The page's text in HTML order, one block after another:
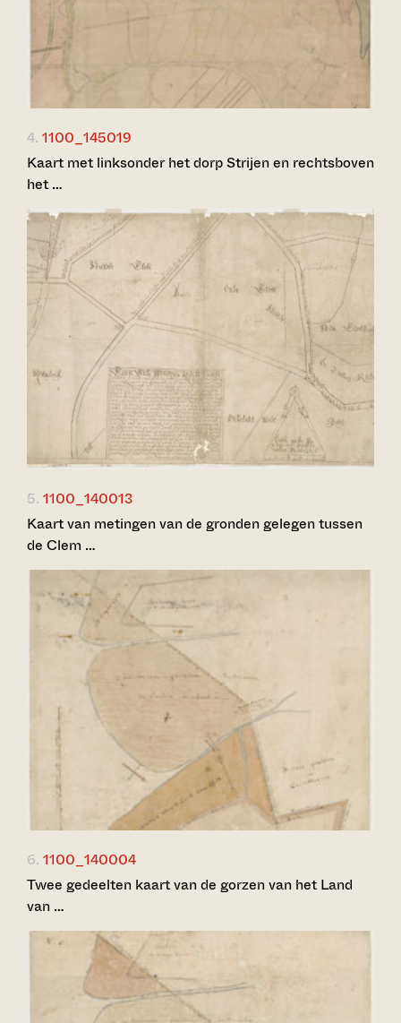
4. 1100_145019
Kaart met linksonder het dorp Strijen en rechtsboven
het …
5. 1100_140013
Kaart van metingen van de gronden gelegen tussen
de Clem …
6. 1100_140004
Twee gedeelten kaart van de gorzen van het Land
van …